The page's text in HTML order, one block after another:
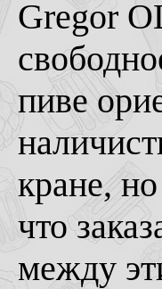
Gregor
пиве
кране,
что
между